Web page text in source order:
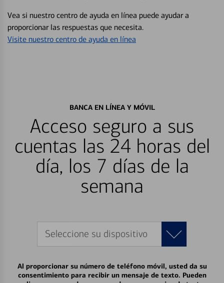
Vea si nuestro centro de ayuda en línea puede ayudar a
proporcionar las respuestas que necesita.
Visite nuestro centro de ayuda en línea
BANCA EN LÍNEA Y MÓVIL
Acceso seguro a sus
cuentas las 24 horas del
día, los 7 días de la
semana
Seleccione su dispositivo
Al proporcionar su número de teléfono móvil, usted da su
consentimiento para recibir un mensaje de texto. Pueden